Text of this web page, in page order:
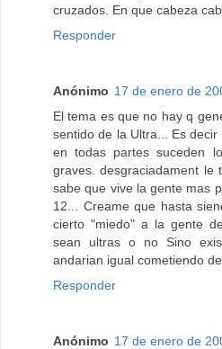
cruzados. En que cabeza
Responder
Anónimo 17 de enero de
El tema es que no hay q
sentido de la Ultra... Es
en todas partes suceden
graves. desgraciadament le
sabe que vive la gente mas
12... Creame que hasta
cierto "miedo" a la gente
sean ultras o no Sino
andarian igual cometiendo
Responder
Anónimo 17 de enero de